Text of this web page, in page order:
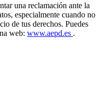
una reclamación ante la
especialmente cuando no
de tus derechos. Puedes
web: www.aepd.es .